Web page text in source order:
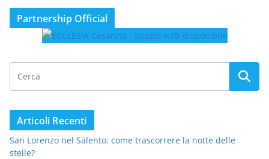
Partnership Official
Articoli Recenti
San Lorenzo nel Salento: come trascorrere la notte delle
stelle?